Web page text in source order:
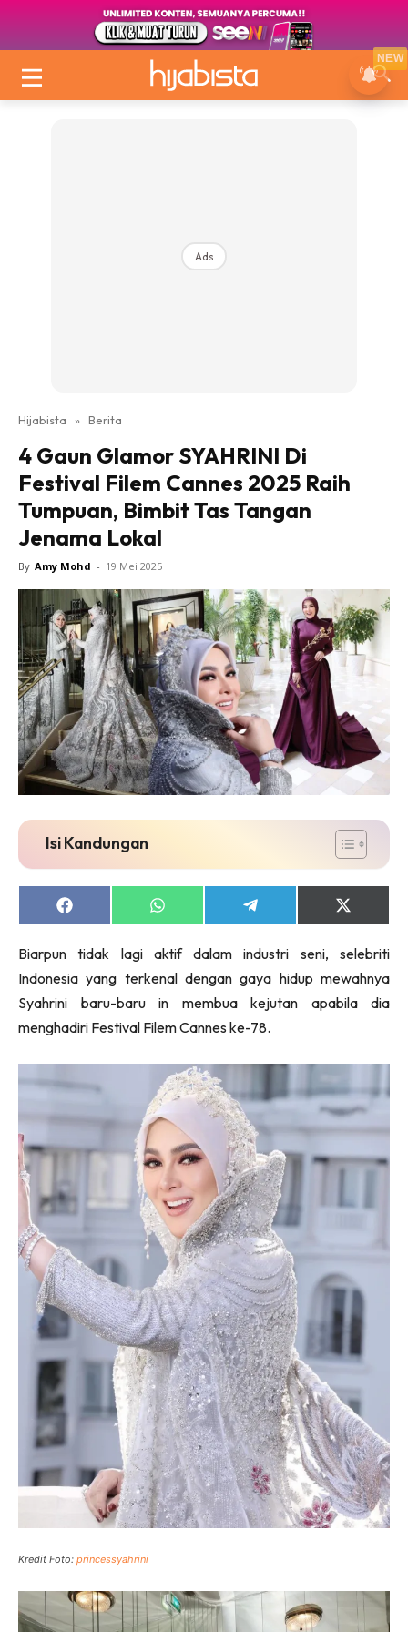
Ads
Hijabista » Berita
4 Gaun Glamor SYAHRINI Di
Festival Filem Cannes 2025 Raih
Tumpuan, Bimbit Tas Tangan
Jenama Lokal
By Amy Mohd - 19 Mei 2025
Isi Kandungan
Share
on
Share
on
Share
on
Share
on
(Twitter)
Biarpun tidak lagi aktif dalam industri seni, selebriti
Indonesia yang terkenal dengan gaya hidup mewahnya
Syahrini baru-baru in membua kejutan apabila dia
menghadiri Festival Filem Cannes ke-78.
Kredit Foto: princessyahrini
NEW